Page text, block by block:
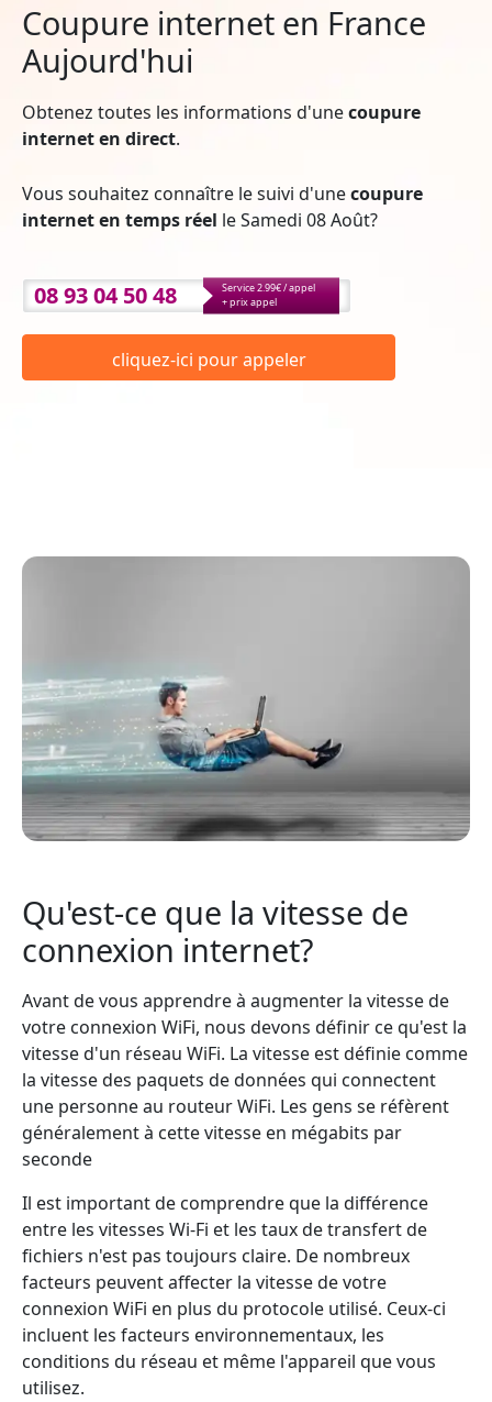
Coupure internet en France
Aujourd'hui
Obtenez toutes les informations d'unecoupure
internet en direct.
Vous souhaitez connaître le suivi d'unecoupure
internet en temps réel le Samedi 08 Août?
08 93 04 50 48
Service 2.99€ / appel
+ prix appel
cliquez-ici pour appeler
Qu'est-ce que la vitesse de
connexion internet?
Avant de vous apprendre à augmenter la vitesse de
votre connexion WiFi, nous devons définir ce qu'est la
vitesse d'un réseau WiFi. La vitesse est définie comme
la vitesse des paquets de données qui connectent
une personne au routeur WiFi. Les gens se réfèrent
généralement à cette vitesse en mégabits par
seconde
Il est important de comprendre que la différence
entre les vitesses Wi-Fi et les taux de transfert de
fichiers n'est pas toujours claire. De nombreux
facteurs peuvent affecter la vitesse de votre
connexion WiFi en plus du protocole utilisé. Ceux-ci
incluent les facteurs environnementaux, les
conditions du réseau et même l'appareil que vous
utilisez.